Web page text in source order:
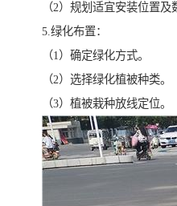
（2）规划适宜安装位置及
5.绿化布置：
（1）确定绿化方式。
（2）选择绿化植被种类。
（3）植被栽种放线定位。